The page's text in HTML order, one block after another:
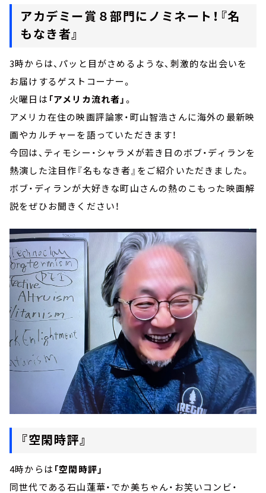
アカデミー賞８部門にノミネート！『名
もなき者』
3時からは、パッと目がさめるような、刺激的な出会いを
お届けするゲストコーナー。
火曜日は 「アメリカ流れ者」。
アメリカ在住の映画評論家・町山智浩さんに海外の最新映
画やカルチャーを語っていただきます！
今回は、ティモシー・シャラメが若き日のボブ・ディランを
熱演した注目作『名もなき者』をご紹介いただきました。
ボブ・ディランが大好きな町山さんの熱のこもった映画解
説をぜひお聞きください！
『空閑時評』
4時からは 「空閑時評」
同世代である石山蓮華・でか美ちゃん・お笑いコンビ・